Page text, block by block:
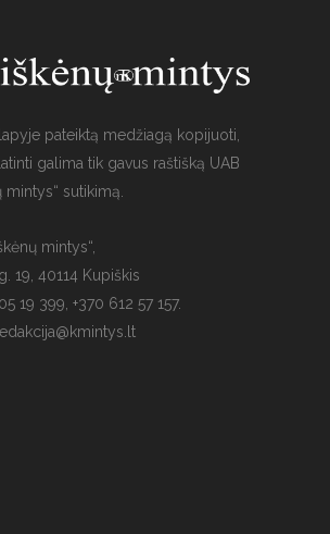
pateiktą medžiagą kopijuoti,
galima tik gavus raštišką UAB
mintys“ sutikimą.
mintys“,
19, 40114 Kupiškis
19 399, +370 612 57 157.